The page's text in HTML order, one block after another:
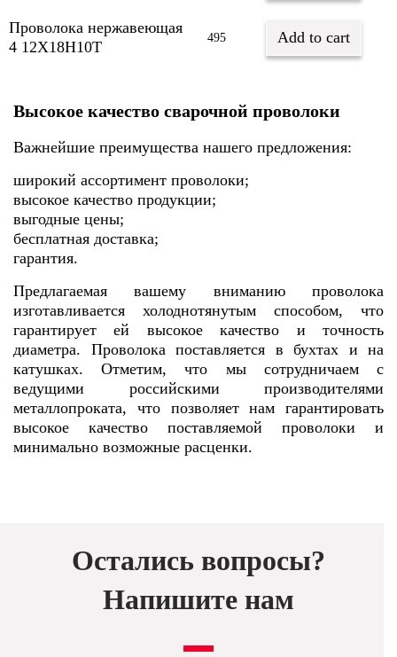
Проволока нержавеющая
4 12Х18Н10Т
495 Add to cart
Высокое качество сварочной проволоки
Важнейшие преимущества нашего предложения:
широкий ассортимент проволоки;
высокое качество продукции;
выгодные цены;
бесплатная доставка;
гарантия.
Предлагаемая вашему вниманию проволока
изготавливается холоднотянутым способом, что
гарантирует ей высокое качество и точность
диаметра. Проволока поставляется в бухтах и на
катушках. Отметим, что мы сотрудничаем с
ведущими российскими производителями
металлопроката, что позволяет нам гарантировать
высокое качество поставляемой проволоки и
минимально возможные расценки.
Остались вопросы?
Напишите нам